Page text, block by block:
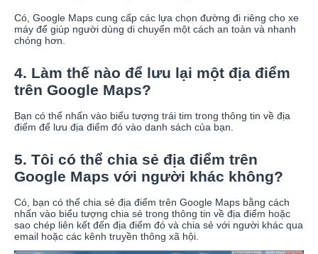
Có, Google Maps cung cấp các lựa chọn đường đi riêng cho xe
máy để giúp người dùng di chuyển một cách an toàn và nhanh
chóng hơn.
4. Làm thế nào để lưu lại một địa điểm
trên Google Maps?
Bạn có thể nhấn vào biểu tượng trái tim trong thông tin về địa
điểm để lưu địa điểm đó vào danh sách của bạn.
5. Tôi có thể chia sẻ địa điểm trên
Google Maps với người khác không?
Có, bạn có thể chia sẻ địa điểm trên Google Maps bằng cách
nhấn vào biểu tượng chia sẻ trong thông tin về địa điểm hoặc
sao chép liên kết đến địa điểm đó và chia sẻ với người khác qua
email hoặc các kênh truyền thông xã hội.